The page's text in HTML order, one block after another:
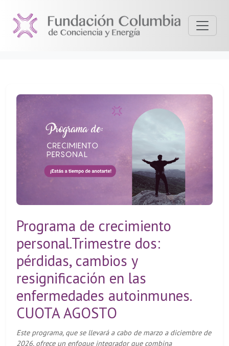
Programa de crecimiento
personal.Trimestre dos:
pérdidas, cambios y
resignificación en las
enfermedades autoinmunes.
CUOTA AGOSTO
Este programa, que se llevará a cabo de marzo a diciembre de
2026, ofrece un enfoque integrador que combina